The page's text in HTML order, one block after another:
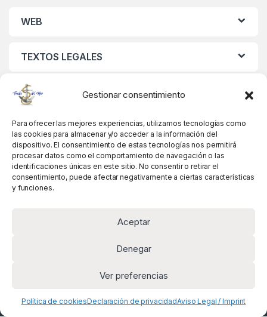
Gestionar consentimiento
Para ofrecer las mejores experiencias, utilizamos tecnologías como
las cookies para almacenar y/o acceder a la información del
dispositivo. El consentimiento de estas tecnologías nos permitirá
procesar datos como el comportamiento de navegación o las
identificaciones únicas en este sitio. No consentir o retirar el
consentimiento, puede afectar negativamente a ciertas características
y funciones.
Aceptar
Denegar
Ver preferencias
Política de cookiesDeclaración de privacidadAviso Legal / Imprint
WEB
TEXTOS LEGALES
MIS DATOS
Alguna pregunta? Llámanos!
+34 981 845 358